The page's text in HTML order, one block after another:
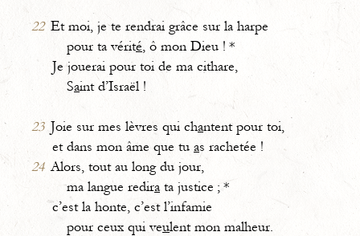
22 Et moi, je te rendrai grâce sur la harpe
pour ta vérité, ô mon Dieu ! *
Je jouerai pour toi de ma cithare,
Saint d’Israël !
23 Joie sur mes lèvres qui chantent pour toi,
et dans mon âme que tu as rachetée !
24 Alors, tout au long du jour,
ma langue redirata justice ; *
c’est la honte, c’est l’infamie
pour ceux qui veulent mon malheur.